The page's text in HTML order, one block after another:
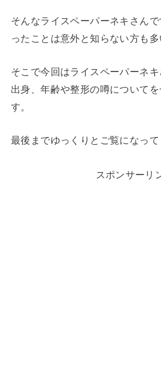
そんなライスペーパーネキさん
ったことは意外と知らない方も多
そこで今回はライスペーパーネ
出身、年齢や整形の噂について
す。
最後までゆっくりとご覧になって
スポンサーリ